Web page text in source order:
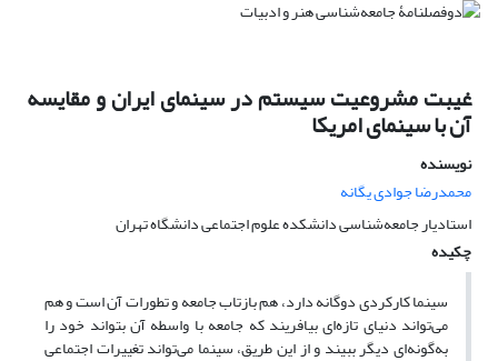
غیبت مشروعیت سیستم در سینمای ایران و مقایسه
آن با سینمای امریکا
نویسنده
محمدرضا جوادی یگانه
استادیار جامعه‌شناسی دانشکده علوم اجتماعی دانشگاه تهران
چکیده
سینما کارکردی دوگانه دارد، هم بازتاب جامعه و تطورات آن است و هم
می‌تواند دنیای تازه‌ای بیافریند که جامعه با واسطه آن بتواند خود را
به‌گونه‌ای دیگر ببیند و از این طریق، سینما می‌تواند تغییرات اجتماعی